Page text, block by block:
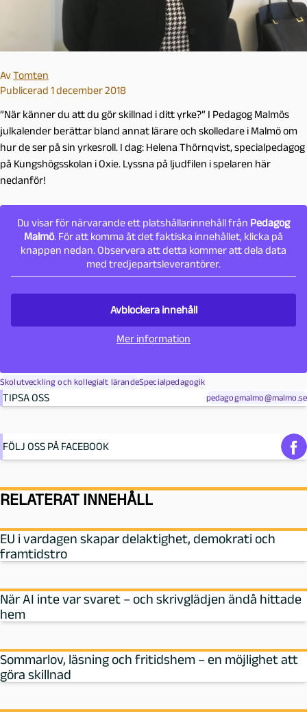
AvTomten
Publicerad 1 december 2018
”När känner du att du gör skillnad i ditt yrke?” I Pedagog Malmös
julkalender berättar bland annat lärare och skolledare i Malmö om
hur de ser på sin yrkesroll. I dag: Helena Thörnqvist, specialpedagog
på Kungshögsskolan i Oxie. Lyssna på ljudfilen i spelaren här
nedanför!
Du visar för närvarande ett platshållarinnehåll från Pedagog
Malmö. För att komma åt det faktiska innehållet, klicka på
knappen nedan. Observera att detta kommer att dela data
med tredjepartsleverantörer.
Avblockera innehåll
Mer information
Skolutveckling och kollegialt lärandeSpecialpedagogik
TIPSA OSS pedagogmalmo@malmo.se
FÖLJ OSS PÅ FACEBOOK
RELATERAT INNEHÅLL
EU i vardagen skapar delaktighet, demokrati och
framtidstro
När AI inte var svaret – och skrivglädjen ändå hittade
hem
Sommarlov, läsning och fritidshem – en möjlighet att
göra skillnad